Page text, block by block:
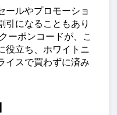
ールやプロモーショ
引になることもあり
ーポンコードが、こ
役立ち、ホワイトニ
イスで買わずに済み